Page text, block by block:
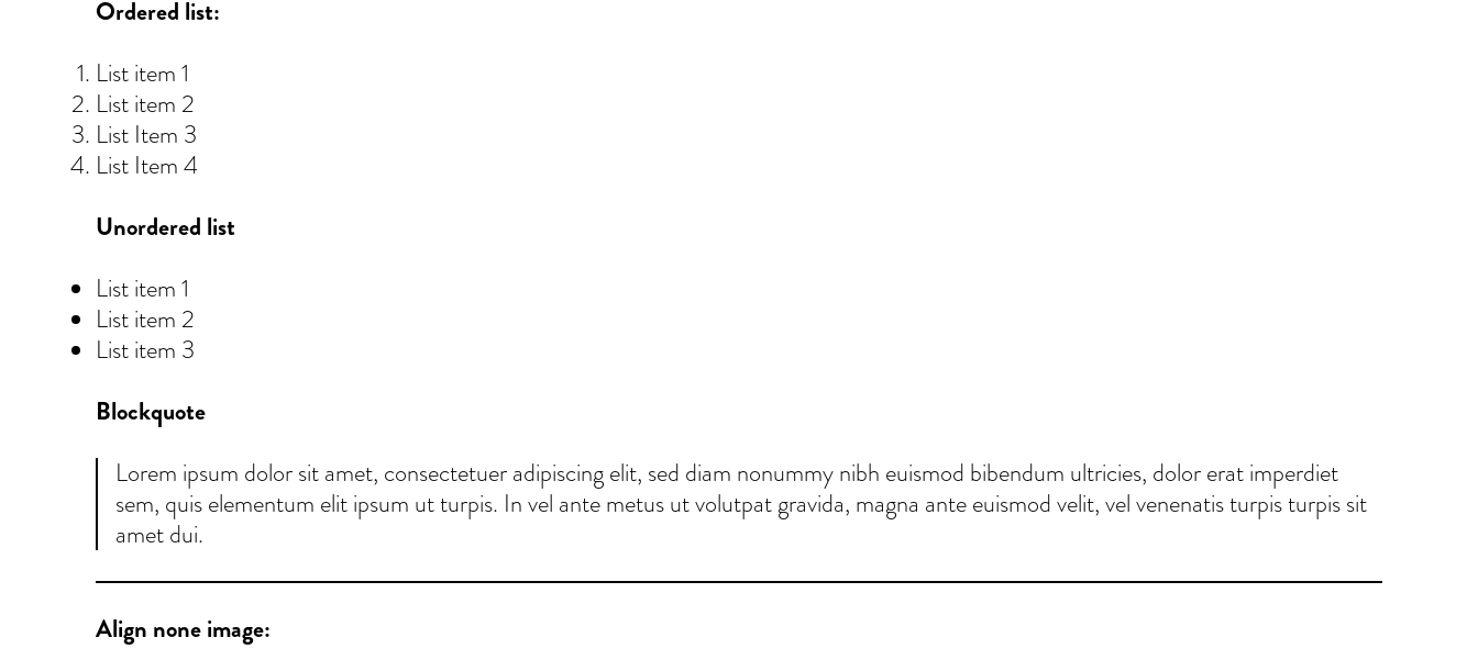
Ordered list:
List item 1
List item 2
List Item 3
List Item 4
Unordered list
List item 1
List item 2
List item 3
Blockquote
Lorem ipsum dolor sit amet, consectetuer adipiscing elit, sed diam nonummy nibh euismod bibendum ultricies, dolor erat imperdiet
sem, quis elementum elit ipsum ut turpis. In vel ante metus ut volutpat gravida, magna ante euismod velit, vel venenatis turpis turpis sit
amet dui.
Align none image: